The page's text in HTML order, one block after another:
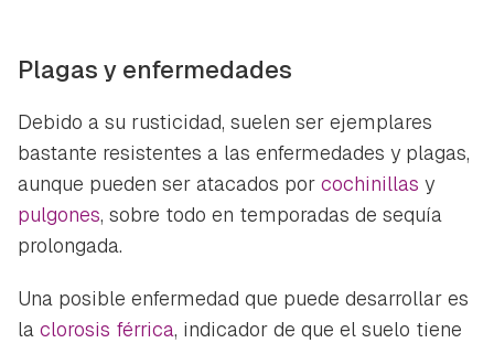
Plagas y enfermedades
Debido a su rusticidad, suelen ser ejemplares
bastante resistentes a las enfermedades y plagas,
aunque pueden ser atacados por cochinillas y
pulgones, sobre todo en temporadas de sequía
prolongada.
Una posible enfermedad que puede desarrollar es
la clorosis férrica, indicador de que el suelo tiene